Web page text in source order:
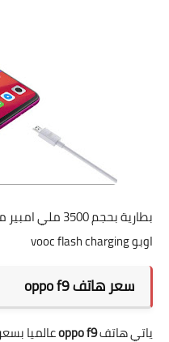
بطارية بحجم
اوبو vooc flash charging
سعر هاتف oppo f9
ياتي هاتفoppo f9